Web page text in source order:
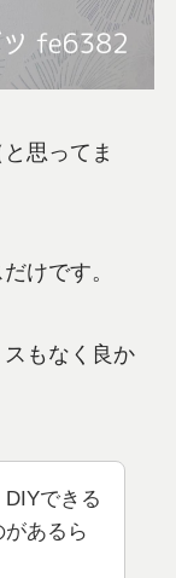
思ってま
けです。
もなく良か
できる
あるら